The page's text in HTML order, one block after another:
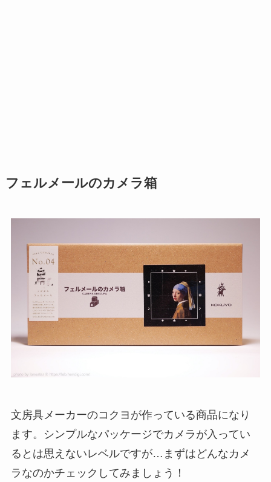
フェルメールのカメラ箱
文房具メーカーのコクヨが作っている商品になり
ます。シンプルなパッケージでカメラが入ってい
るとは思えないレベルですが…まずはどんなカメ
ラなのかチェックしてみましょう！